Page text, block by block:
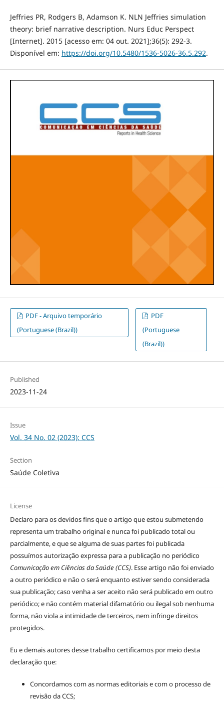
Jeffries PR, Rodgers B, Adamson K. NLN Jeffries simulation
theory: brief narrative description. Nurs Educ Perspect
[Internet]. 2015 [acesso em: 04 out. 2021];36(5): 292-3.
Disponível em: https://doi.org/10.5480/1536-5026-36.5.292.
PDF - Arquivo temporário
(Portuguese (Brazil))
PDF
(Portuguese
(Brazil))
Published
2023-11-24
Issue
Vol. 34 No. 02 (2023): CCS
Section
Saúde Coletiva
License
Declaro para os devidos fins que o artigo que estou submetendo
representa um trabalho original e nunca foi publicado total ou
parcialmente, e que se alguma de suas partes foi publicada
possuímos autorização expressa para a publicação no periódico
Comunicação em Ciências da Saúde (CCS). Esse artigo não foi enviado
a outro periódico e não o será enquanto estiver sendo considerada
sua publicação; caso venha a ser aceito não será publicado em outro
periódico; e não contém material difamatório ou ilegal sob nenhuma
forma, não viola a intimidade de terceiros, nem infringe direitos
protegidos.
Eu e demais autores desse trabalho certificamos por meio desta
declaração que:
Concordamos com as normas editoriais e com o processo de
revisão da CCS;